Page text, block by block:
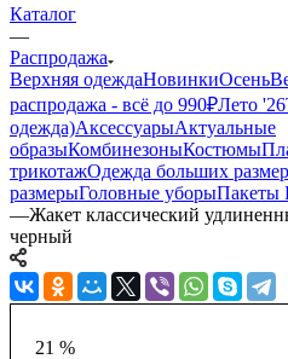
Каталог
—
Распродажа
Верхняя одеждаНовинкиОсень
распродажа - всё до 990₽Лето '26
одежда)АксессуарыАктуальные
образыКомбинезоныКостюмы
трикотажОдежда больших
размерыГоловные уборыПакеты
—Жакет классический
черный
21 %